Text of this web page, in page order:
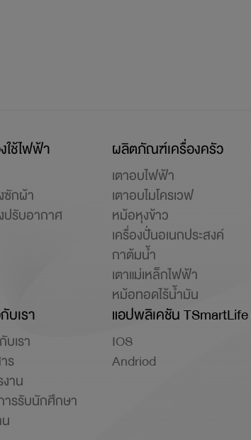
ใช้ไฟฟ้า
ซักผ้า
ปรับอากาศ
ผลิตภัณฑ์เครื่องครัว
เตาอบไฟฟ้า
เตาอบไมโครเวฟ
หม้อหุงข้าว
เครื่องปั่นอเนกประสงค์
กาต้มน้ำ
เตาแม่เหล็กไฟฟ้า
หม้อทอดไร้น้ำมัน
บเรา
บเรา
ร
าน
ารรับนักศึกษา
แอปพลิเคชัน TSmartLife
IOS
Andriod